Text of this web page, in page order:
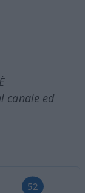
canale ed
52